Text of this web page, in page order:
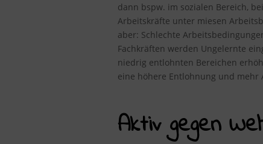
dann bspw. im sozialen Bereich,
Arbeitskräfte unter miesen
aber: Schlechte
Fachkräften werden Ungelernte
niedrig entlohnten Bereichen
eine höhere Entlohnung und mehr
Aktiv gegen